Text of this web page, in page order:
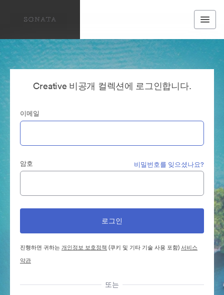
Creative 비공개 컬렉션에 로그인합니다.
이메일
암호 비밀번호를 잊으셨나요?
진행하면 귀하는개인정보 보호정책 (쿠키 및 기타 기술 사용 포함)서비스
약관
또는